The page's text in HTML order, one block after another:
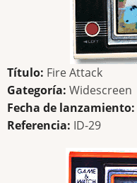
Título: Fire Attack
Gategoría: Widescreen
Fecha de lanzamiento:
Referencia: ID-29